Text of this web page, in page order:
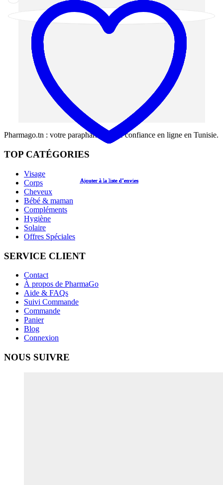
Ajouter à la liste d’envies
Ajouter à la liste d’envies
Ajouter à la liste d’envies
Ajouter à la liste d’envies
Ajouter à la liste d’envies
Pharmago.tn : votre parapharmacie de confiance en ligne en Tunisie.
TOP CATÉGORIES
Visage
Corps
Cheveux
Bébé & maman
Compléments
Hygiène
Solaire
Offres Spéciales
SERVICE CLIENT
Contact
À propos de PharmaGo
Aide & FAQs
Suivi Commande
Commande
Panier
Blog
Connexion
NOUS SUIVRE